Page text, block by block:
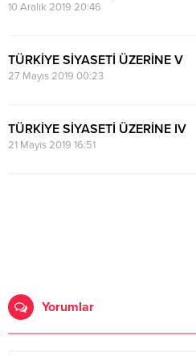
10 Aralık 2019 20:46
TÜRKİYE SİYASETİ ÜZERİNE V
27 Mayıs 2019 00:23
TÜRKİYE SİYASETİ ÜZERİNE IV
21 Mayıs 2019 16:51
Yorumlar